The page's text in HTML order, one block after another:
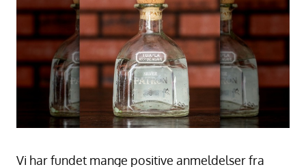
Vi har fundet mange positive anmeldelser fra